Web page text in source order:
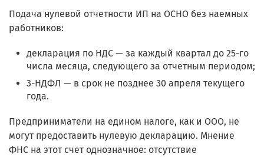
Подача нулевой отчетности ИП на ОСНО без наемных
работников:
декларация по НДС — за каждый квартал до 25-го
числа месяца, следующего за отчетным периодом;
3-НДФЛ — в срок не позднее 30 апреля текущего
года.
Предприниматели на едином налоге, как и ООО, не
могут предоставить нулевую декларацию. Мнение
ФНС на этот счет однозначное: отсутствие